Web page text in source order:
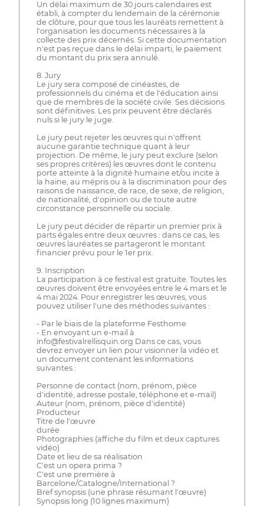
Un délai maximum de 30 jours calendaires est
établi, à compter du lendemain de la cérémonie
de clôture, pour que tous les lauréats remettent à
l'organisation les documents nécessaires à la
collecte des prix décernés. Si cette documentation
n'est pas reçue dans le délai imparti, le paiement
du montant du prix sera annulé.
8. Jury
Le jury sera composé de cinéastes, de
professionnels du cinéma et de l'éducation ainsi
que de membres de la société civile. Ses décisions
sont définitives. Les prix peuvent être déclarés
nuls si le jury le juge.
Le jury peut rejeter les œuvres qui n'offrent
aucune garantie technique quant à leur
projection. De même, le jury peut exclure (selon
ses propres critères) les œuvres dont le contenu
porte atteinte à la dignité humaine et/ou incite à
la haine, au mépris ou à la discrimination pour des
raisons de naissance, de race, de sexe, de religion,
de nationalité, d'opinion ou de toute autre
circonstance personnelle ou sociale.
Le jury peut décider de répartir un premier prix à
parts égales entre deux œuvres : dans ce cas, les
œuvres lauréates se partageront le montant
financier prévu pour le 1er prix.
9. Inscription
La participation à ce festival est gratuite. Toutes les
œuvres doivent être envoyées entre le 4 mars et le
4 mai 2024. Pour enregistrer les œuvres, vous
pouvez utiliser l'une des méthodes suivantes :
- Par le biais de la plateforme Festhome
- En envoyant un e-mail à
info@festivalrellisquin.org Dans ce cas, vous
devrez envoyer un lien pour visionner la vidéo et
un document contenant les informations
suivantes :
Personne de contact (nom, prénom, pièce
d'identité, adresse postale, téléphone et e-mail)
Auteur (nom, prénom, pièce d'identité)
Producteur
Titre de l'œuvre
durée
Photographies (affiche du film et deux captures
vidéo)
Date et lieu de sa réalisation
C'est un opera prima ?
C'est une première à
Barcelone/Catalogne/International ?
Bref synopsis (une phrase résumant l'œuvre)
Synopsis long (10 lignes maximum)